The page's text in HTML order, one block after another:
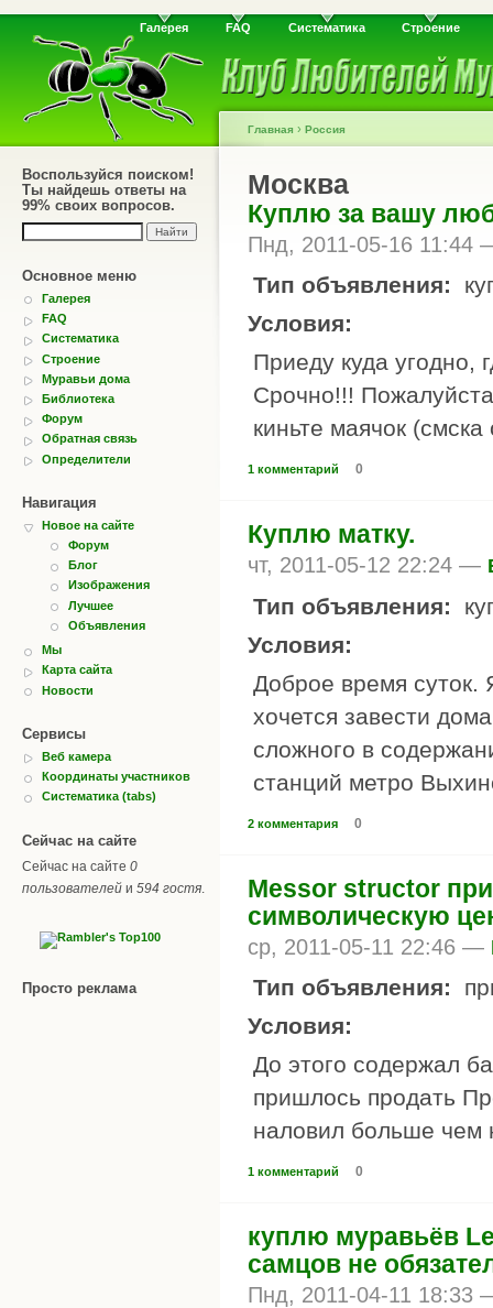
Галерея FAQ Систематика Строение
Воспользуйся поиском!
Ты найдешь ответы на
99% своих вопросов.
Основное меню
Галерея
FAQ
Систематика
Строение
Муравьи дома
Библиотека
Форум
Обратная связь
Определители
Навигация
Новое на сайте
Форум
Блог
Изображения
Лучшее
Объявления
Мы
Карта сайта
Новости
Сервисы
Веб камера
Координаты участников
Систематика (tabs)
Сейчас на сайте
Сейчас на сайте 0
пользователей и 594 гостя
Просто реклама
Главная › Россия
Москва
Куплю за вашу
Пнд, 2011-05-16 11:44
Тип объявления:
Условия:
Приеду куда
Срочно!!!
киньте маячок
1 комментарий 0
Куплю матку.
чт, 2011-05-12 22:24 —
Тип объявления:
Условия:
Доброе время суток.
хочется завести
сложного в
станций метро
2 комментария 0
Messor structor
символическую
ср, 2011-05-11 22:46 —
Тип объявления:
Условия:
До этого содержал
пришлось продать
наловил больше чем
1 комментарий 0
куплю муравьёв
самцов не
Пнд, 2011-04-11 18:33